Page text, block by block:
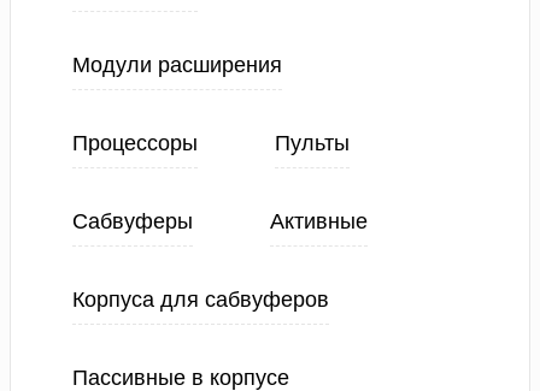
Модули расширения
Процессоры Пульты
Сабвуферы Активные
Корпуса для сабвуферов
Пассивные в корпусе